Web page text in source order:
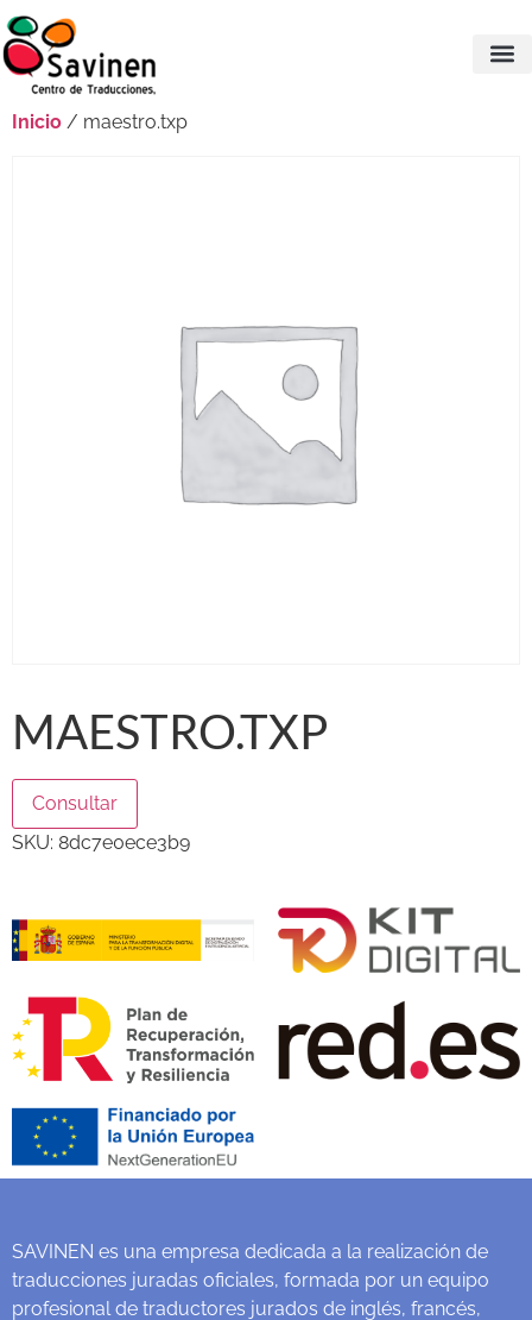
Inicio / maestro.txp
MAESTRO.TXP
Consultar
SKU: 8dc7e0ece3b9
SAVINEN es una empresa dedicada a la realización de
traducciones juradas oficiales, formada por un equipo
profesional de traductores jurados de inglés, francés,